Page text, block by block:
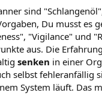
sind
Du musst es
"Vigilance" und
aus. Die
senken in einer
selbst fehleranfällig
System läuft. Das